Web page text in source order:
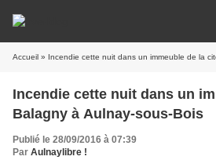
Accueil » Incendie cette nuit dans un immeuble de la
Incendie cette nuit dans un
Balagny à Aulnay-sous-Bois
Publié le 28/09/2016 à 07:39
Par Aulnaylibre !